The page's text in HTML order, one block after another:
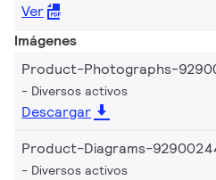
Ver
Imágenes
Product-Photographs-
Diversos activos
Descargar
Product-Diagrams-
Diversos activos